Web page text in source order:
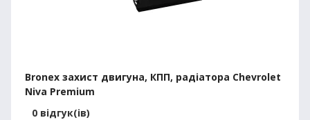
Bronex захист двигуна, КПП, радіатора Chevrolet
Niva Premium
0 відгук(ів)